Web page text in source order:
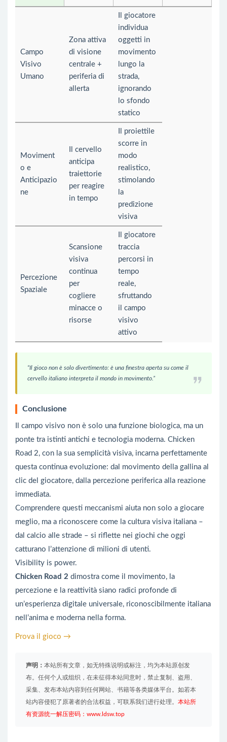
Campo
Visivo
Umano
Zona attiva
di visione
centrale +
periferia di
allerta
Il giocatore
individua
oggetti in
movimento
lungo la
strada,
ignorando
lo sfondo
statico
Moviment
o e
Anticipazio
ne
Il cervello
anticipa
traiettorie
per reagire
in tempo
Il proiettile
scorre in
modo
realistico,
stimolando
la
predizione
visiva
Percezione
Spaziale
Scansione
visiva
continua
per
cogliere
minacce o
risorse
Il giocatore
traccia
percorsi in
tempo
reale,
sfruttando
il campo
visivo
attivo
“Il gioco non è solo divertimento: è una finestra aperta su come il
cervello italiano interpreta il mondo in movimento.”
Conclusione
Il campo visivo non è solo una funzione biologica, ma un
ponte tra istinti antichi e tecnologia moderna. Chicken
Road 2, con la sua semplicità visiva, incarna perfettamente
questa continua evoluzione: dal movimento della gallina al
clic del giocatore, dalla percezione periferica alla reazione
immediata.
Comprendere questi meccanismi aiuta non solo a giocare
meglio, ma a riconoscere come la cultura visiva italiana –
dal calcio alle strade – si riflette nei giochi che oggi
catturano l’attenzione di milioni di utenti.
Visibility is power.
Chicken Road 2 dimostra come il movimento, la
percezione e la reattività siano radici profonde di
un’esperienza digitale universale, riconoscibilmente italiana
nell’anima e moderna nella forma.
Prova il gioco →
声明： 本站所有文章，如无特殊说明或标注，均为本站原创发
布。任何个人或组织，在未征得本站同意时，禁止复制、盗用、
采集、发布本站内容到任何网站、书籍等各类媒体平台。如若本
站内容侵犯了原著者的合法权益，可联系我们进行处理。 本站所
有资源统一解压密码：www.ldsw.top